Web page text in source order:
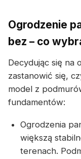
Ogrodzenie
bez – co
Decydując się na
zastanowić się,
model z
fundamentów:
Ogrodzenia
większą
terenach.